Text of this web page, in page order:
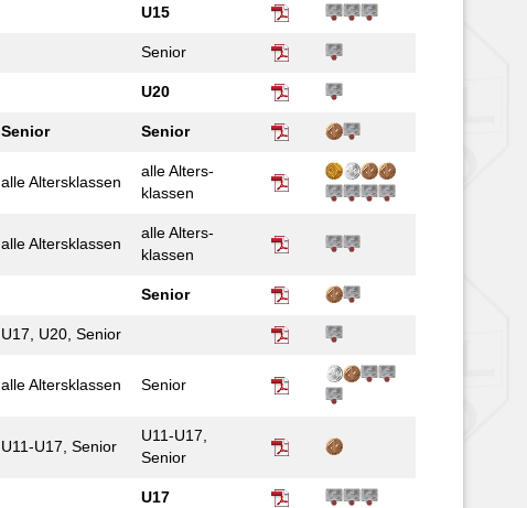
U15
Senior
U20
Senior Senior
alle Alters­klassen
alle Alters­­
klassen
alle Alters­klassen
alle Alters­
klassen
Senior
U17, U20, Senior
alle Alters­klassen Senior
U11-U17, Senior
U11-U17,
Senior
U17